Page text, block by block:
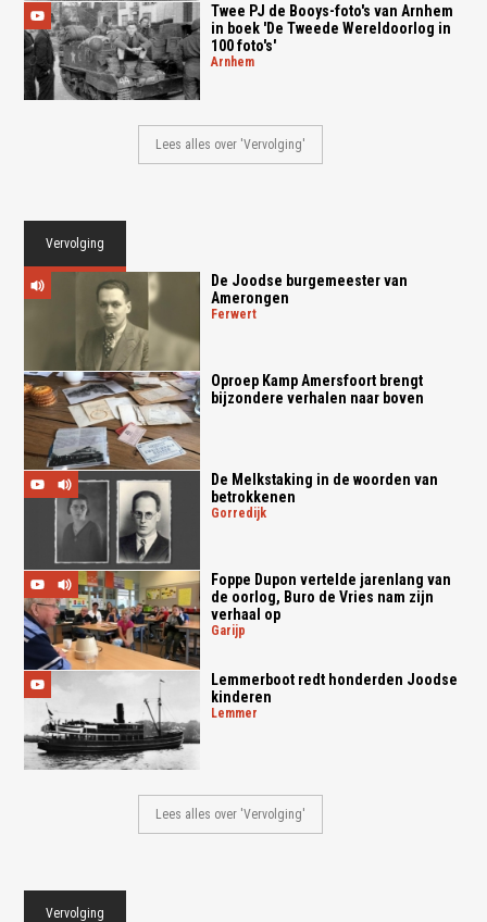
Twee PJ de Booys-foto's van Arnhem
in boek 'De Tweede Wereldoorlog in
100 foto's'
arnhem
Lees alles over 'Vervolging'
Vervolging
De Joodse burgemeester van
Amerongen
ferwert
Oproep Kamp Amersfoort brengt
bijzondere verhalen naar boven
De Melkstaking in de woorden van
betrokkenen
gorredijk
Foppe Dupon vertelde jarenlang van
de oorlog, Buro de Vries nam zijn
verhaal op
garijp
Lemmerboot redt honderden Joodse
kinderen
lemmer
Lees alles over 'Vervolging'
Vervolging